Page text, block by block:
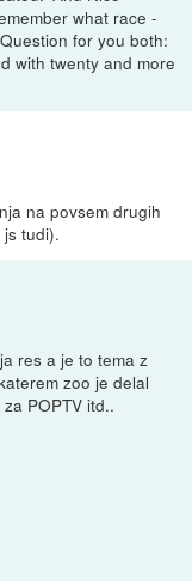
what race -
for you both:
with twenty and more
na povsem drugih
tudi).
res a je to tema z
zoo je delal
POPTV itd..